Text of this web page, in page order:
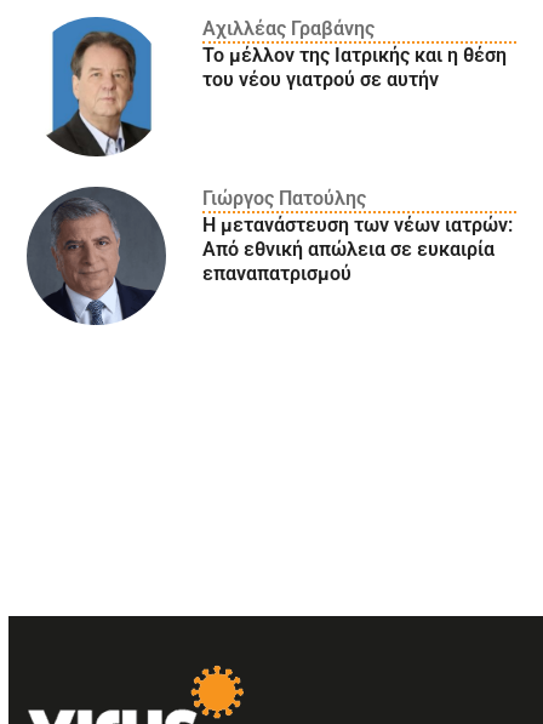
Αχιλλέας Γραβάνης
Το μέλλον της Ιατρικής και η θέση
του νέου γιατρού σε αυτήν
Γιώργος Πατούλης
Η μετανάστευση των νέων ιατρών:
Aπό εθνική απώλεια σε ευκαιρία
επαναπατρισμού